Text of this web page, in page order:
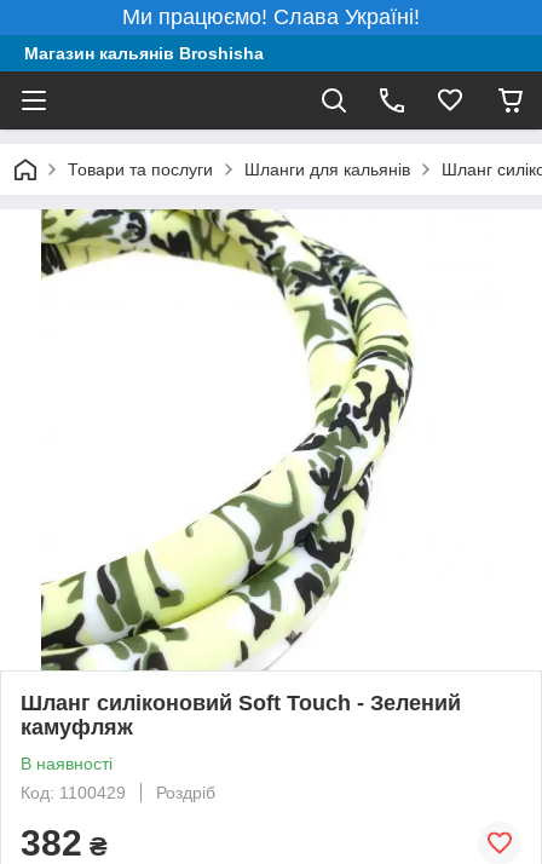
Ми працюємо! Слава Україні!
Магазин кальянів Broshisha
Товари та послуги Шланги для кальянів Шланг
Шланг силіконовий Soft Touch - Зелений
камуфляж
В наявності
Код: 1100429
Роздріб
382 ₴